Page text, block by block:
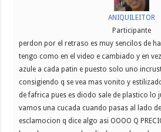
ANIQUILEITOR
Participante
perdon por el retraso es muy sencilos de
tengo como en el video e cambiado y en
azule a cada patin e puesto solo uno
consigiendo q se vea mas vonito y
de fafrica pues es diodo sale de plastico lo
vamos una cucada cuando pasas al lado
esclamocion q dice algo asi OOOO Q